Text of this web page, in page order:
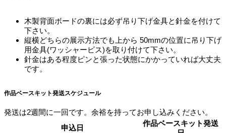
木製背面ボードの裏には必ず吊り下げ金具と針金を付けて
下さい。
縦横どちらの展示方法でも上から 50mmの位置に吊り下げ
用金具(ワッシャービス)を取り付けて下さい。
針金はある程度ピンと張った状態にかかっていれば大丈夫
です。
作品ベースキット発送スケジュール
発送は2週間に一回です。 余裕を持ってお申し込みください。
申込日
作品ベースキット発送